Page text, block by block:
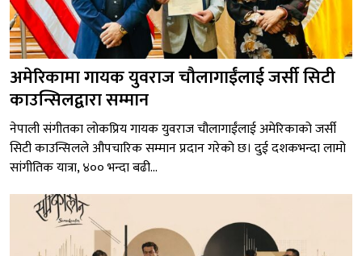
अमेरिकामा गायक युवराज चौलागाईंलाई जर्सी सिटी
काउन्सिलद्वारा सम्मान
नेपाली संगीतका लोकप्रिय गायक युवराज चौलागाईंलाई अमेरिकाको जर्सी
सिटी काउन्सिलले औपचारिक सम्मान प्रदान गरेको छ। दुई दशकभन्दा लामो
सांगीतिक यात्रा, ४०० भन्दा बढी...